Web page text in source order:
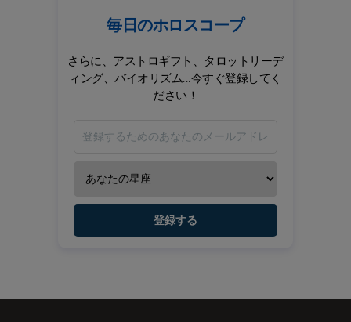
毎日のホロスコープ
さらに、アストロギフト、タロットリーデ
ィング、バイオリズム...今すぐ登録してく
ださい！
登録する